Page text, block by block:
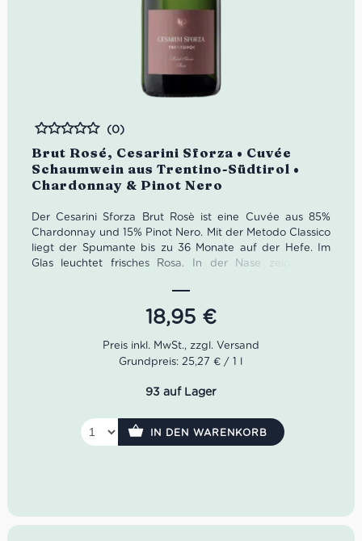
Brut Rosé, Cesarini Sforza • Cuvée
Schaumwein aus Trentino-Südtirol •
Chardonnay & Pinot Nero
Bewertet
(0)
Der Cesarini Sforza Brut Rosè ist eine Cuvée aus 85%
Chardonnay und 15% Pinot Nero. Mit der Metodo Classico
liegt der Spumante bis zu 36 Monate auf der Hefe. Im
Glas leuchtet frisches Rosa. In der Nase zeigen sich
gerösteten Mandeln. Am Gaumen offenbart sich dann
der kunstvolle Verschnitt der beiden Rebsorten. Der Pinot
Nero bringt komplexe Fruchtnoten mit, während der
Chardonnay seidige Eleganz und Frische beiträgt.
Cesarini Sforza Brut Rosè ist das Werk von Lamberto
Cesarini Sforza. Er gründete das Weingut 1974
zusammen mit Freunden, die mit ihm die gleiche
Leidenschaft für Spumante teilten wie er. Lamberto C. S.
erbte viele Weinberge und so konnte er mit sehr
hochwertigen Beständen von Chardonnay und Pinot
Farbe: Rosa
18,95 €
Grundpreis: 25,27 € / 1 l
93 auf Lager
IN DEN WARENKORB